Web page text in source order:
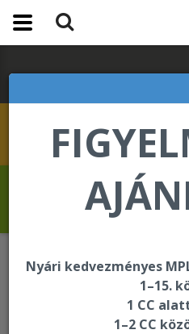
Nyári kedvezményes
1–15.
1 CC
1–2 CC
Krasznai Tamás
Living
Oktatási és
Termékminta - Gelly